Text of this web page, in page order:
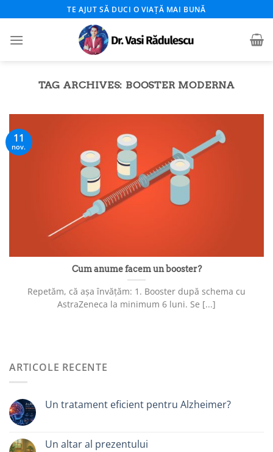
to
content
TE AJUT SĂ DUCI O VIAȚĂ MAI BUNĂ
TAG ARCHIVES: BOOSTER MODERNA
Cum anume facem un booster?
Repetăm, că așa învățăm: 1. Booster după schema cu
AstraZeneca la minimum 6 luni. Se [...]
11
nov.
ARTICOLE RECENTE
Un tratament eficient pentru Alzheimer?
Un altar al prezentului